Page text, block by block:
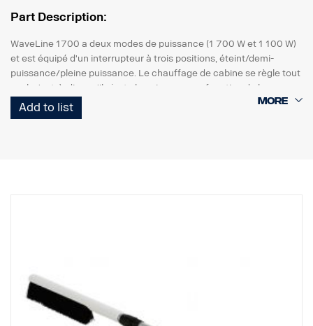
Part Description:
WaveLine 1700 a deux modes de puissance (1 700 W et 1 100 W)
et est équipé d'un interrupteur à trois positions, éteint/demi-
puissance/pleine puissance. Le chauffage de cabine se règle tout
seul, c'est-à-dire qu'il ajuste la puissance en fonction de la
température environnante. Il est également équipé d'un limiteur
de température réinitialisable qui coupe l'alimentation si la
est marqué S.
Manuel joint en : suédois, finnois, anglais et allemand.
Add to list